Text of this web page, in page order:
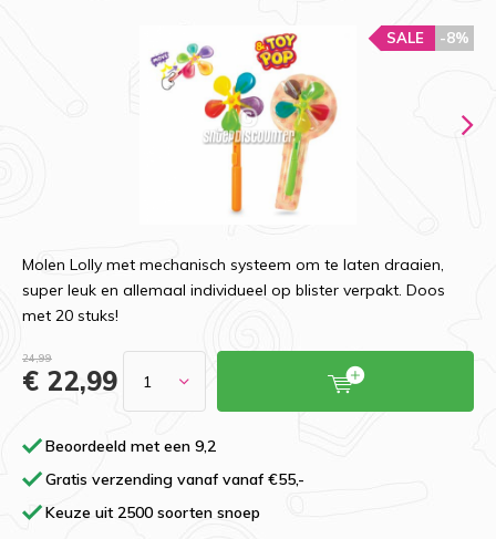
-8%
SALE
Molen Lolly met mechanisch systeem om te laten draaien,
super leuk en allemaal individueel op blister verpakt. Doos
met 20 stuks!
24,99
€ 22,99
Beoordeeld met een 9,2
Gratis verzending vanaf vanaf €55,-
Keuze uit 2500 soorten snoep